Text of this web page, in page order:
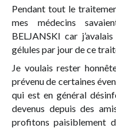
Pendant tout le
mes médecins
BELJANSKI car
gélules par jour de ce
Je voulais rester
prévenu de certaines
qui est en général
devenus depuis des
profitons paisiblement